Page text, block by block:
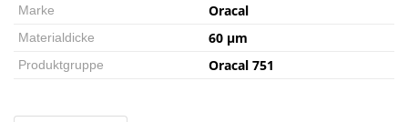
Marke Oracal
Materialdicke 60 µm
Produktgruppe Oracal 751